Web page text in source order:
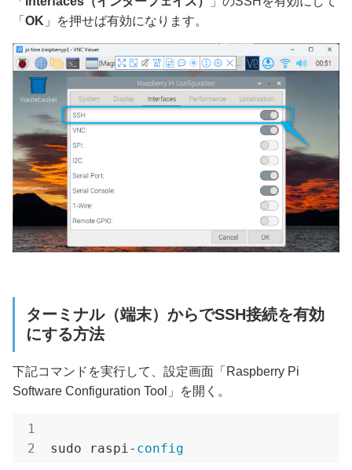
「 OK 」を押せば有効になります。
ターミナル（端末）からでSSH接続を有効
にする方法
下記コマンドを実行して、設定画面「Raspberry Pi
Software Configuration Tool」を開く。
sudo raspi- config